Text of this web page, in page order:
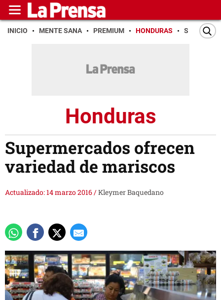
INICIO MENTE SANA PREMIUM HONDURAS SAN PEDRO
Honduras
Supermercados ofrecen
variedad de mariscos
Actualizado: 14 marzo 2016/Kleymer Baquedano